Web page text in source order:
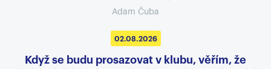
Adam Čuba
02.08.2026
Když se budu prosazovat v klubu, věřím, že